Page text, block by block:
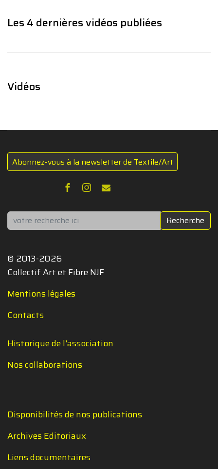
Les 4 dernières vidéos publiées
Vidéos
Abonnez-vous à la newsletter de Textile/Art
Rechercher Recherche
© 2013-2026
Collectif Art et Fibre NJF
Mentions légales
Contacts
Historique de l'association
Nos collaborations
Disponibilités de nos publications
Archives Editoriaux
Liens documentaires